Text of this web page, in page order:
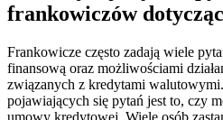
frankowiczów
Frankowicze często zadają wiele
finansową oraz możliwościami
związanych z kredytami
pojawiających się pytań jest to, czy